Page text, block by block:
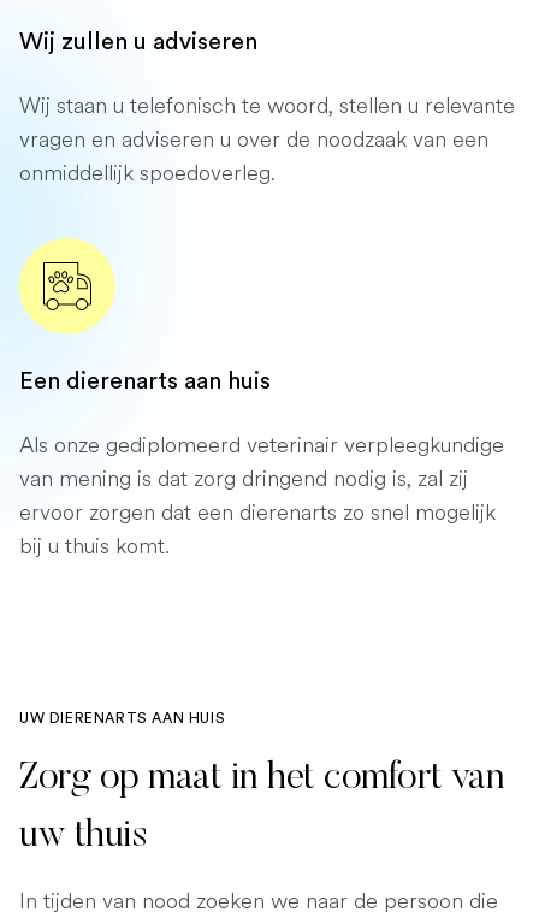
Wij zullen u adviseren
Wij staan ​​u telefonisch te woord, stellen u relevante
vragen en adviseren u over de noodzaak van een
onmiddellijk spoedoverleg.
Een dierenarts aan huis
Als onze gediplomeerd veterinair verpleegkundige
van mening is dat zorg dringend nodig is, zal zij
ervoor zorgen dat een dierenarts zo snel mogelijk
bij u thuis komt.
UW DIERENARTS AAN HUIS
Zorg op maat in het comfort van
uw thuis
In tijden van nood zoeken we naar de persoon die